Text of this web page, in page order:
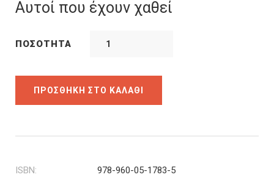
είναι:
Αυτοί που έχουν χαθεί
ΠΟΣΌΤΗΤΑ
ΠΡΟΣΘΉΚΗ ΣΤΟ ΚΑΛΆΘΙ
ISBN: 978-960-05-1783-5